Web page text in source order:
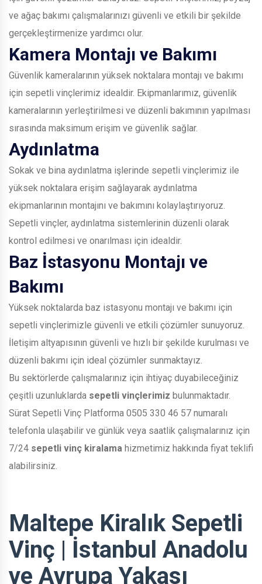
ve ağaç bakımı çalışmalarınızı güvenli ve etkili bir şekilde
gerçekleştirmenize yardımcı olur.
Kamera Montajı ve Bakımı
Güvenlik kameralarının yüksek noktalara montajı ve bakımı
için sepetli vinçlerimiz idealdir. Ekipmanlarımız, güvenlik
kameralarının yerleştirilmesi ve düzenli bakımının yapılması
sırasında maksimum erişim ve güvenlik sağlar.
Aydınlatma
Sokak ve bina aydınlatma işlerinde sepetli vinçlerimiz ile
yüksek noktalara erişim sağlayarak aydınlatma
ekipmanlarının montajını ve bakımını kolaylaştırıyoruz.
Sepetli vinçler, aydınlatma sistemlerinin düzenli olarak
kontrol edilmesi ve onarılması için idealdir.
Baz İstasyonu Montajı ve
Bakımı
Yüksek noktalarda baz istasyonu montajı ve bakımı için
sepetli vinçlerimizle güvenli ve etkili çözümler sunuyoruz.
İletişim altyapısının güvenli ve hızlı bir şekilde kurulması ve
düzenli bakımı için ideal çözümler sunmaktayız.
Bu sektörlerde çalışmalarınız için ihtiyaç duyabileceğiniz
çeşitli uzunluklarda sepetli vinçlerimiz bulunmaktadır.
Sürat Sepetli Vinç Platforma 0505 330 46 57 numaralı
telefonla ulaşabilir ve günlük veya saatlik çalışmalarınız için
7/24 sepetli vinç kiralama hizmetimiz hakkında fiyat teklifi
alabilirsiniz.
Maltepe Kiralık Sepetli
Vinç | İstanbul Anadolu
ve Avrupa Yakası